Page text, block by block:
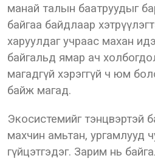
манай талын баатруудыг
байгаа байдлаар
харуулдаг учраас махан
байгальд ямар ач
магадгүй хэрэггүй ч юм
байж магад.
Экосистемийг тэнцвэртэй
махчин амьтан, ургамлууд
гүйцэтгэдэг. Зарим нь